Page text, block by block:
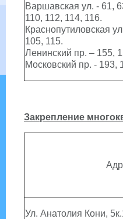
Варшавская ул. - 61,
110, 112, 114, 116.
Краснопутиловская
105, 115.
Ленинский пр. – 155,
Московский пр. - 193,
Закрепление
Ул. Анатолия Кони,